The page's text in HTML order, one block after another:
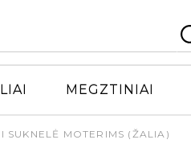
MEGZTINIAI
SUKNELĖ MOTERIMS (ŽALIA)